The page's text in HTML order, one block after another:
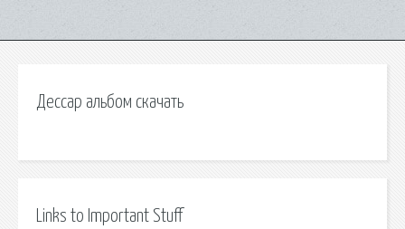
Дессар альбом скачать
Links to Important Stuff